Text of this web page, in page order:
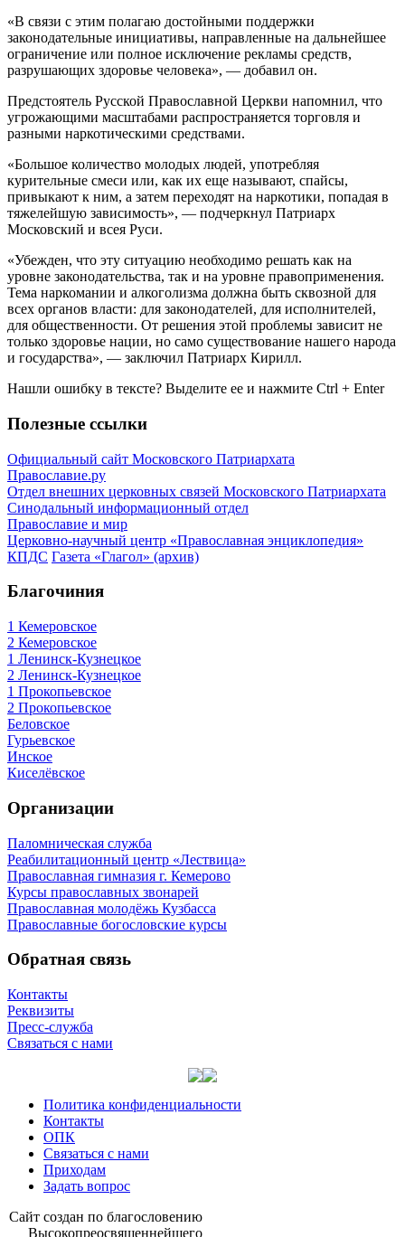
«В связи с этим полагаю достойными поддержки
законодательные инициативы, направленные на дальнейшее
ограничение или полное исключение рекламы средств,
разрушающих здоровье человека», — добавил он.
Предстоятель Русской Православной Церкви напомнил, что
угрожающими масштабами распространяется торговля и
разными наркотическими средствами.
«Большое количество молодых людей, употребляя
курительные смеси или, как их еще называют, спайсы,
привыкают к ним, а затем переходят на наркотики, попадая в
тяжелейшую зависимость», — подчеркнул Патриарх
Московский и всея Руси.
«Убежден, что эту ситуацию необходимо решать как на
уровне законодательства, так и на уровне правоприменения.
Тема наркомании и алкоголизма должна быть сквозной для
всех органов власти: для законодателей, для исполнителей,
для общественности. От решения этой проблемы зависит не
только здоровье нации, но само существование нашего народа
и государства», — заключил Патриарх Кирилл.
Нашли ошибку в тексте? Выделите ее и нажмите Ctrl + Enter
Полезные ссылки
Официальный сайт Московского Патриархата
Православие.ру
Отдел внешних церковных связей Московского Патриархата
Синодальный информационный отдел
Православие и мир
Церковно-научный центр «Православная энциклопедия»
КПДС Газета «Глагол» (архив)
Благочиния
1 Кемеровское
2 Кемеровское
1 Ленинск-Кузнецкое
2 Ленинск-Кузнецкое
1 Прокопьевское
2 Прокопьевское
Беловское
Гурьевское
Инское
Киселёвское
Организации
Паломническая служба
Реабилитационный центр «Лествица»
Православная гимназия г. Кемерово
Курсы православных звонарей
Православная молодёжь Кузбасса
Православные богословские курсы
Обратная связь
Контакты
Реквизиты
Пресс-служба
Связаться с нами
Политика конфиденциальности
Контакты
ОПК
Связаться с нами
Приходам
Задать вопрос
Сайт со­здан по бла­го­сло­ве­нию
Вы­со­ко­прео­свя­щен­ней­ше­го